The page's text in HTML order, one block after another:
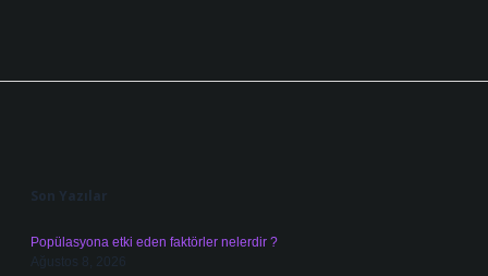
Son Yazılar
Popülasyona etki eden faktörler nelerdir ?
Ağustos 8, 2026